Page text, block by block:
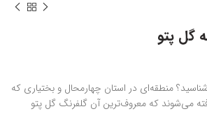
گل پتو
منطقه‌ای در استان چهارمحال و بختیاری که
می‌شوند که معروف‌ترین آن گلفرنگ گل پتو